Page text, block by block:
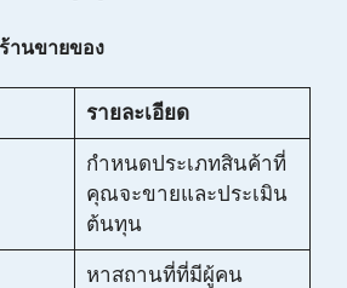
านขายของ
รายละเอียด
กำหนดประเภทสินค้าที่
คุณจะขายและประเมิน
ต้นทุน
หาสถานที่ที่มีผู้คน